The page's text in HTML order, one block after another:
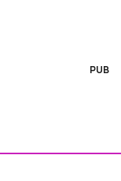
PUB